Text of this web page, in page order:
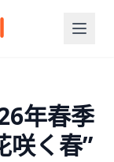
年春季
咲く春”